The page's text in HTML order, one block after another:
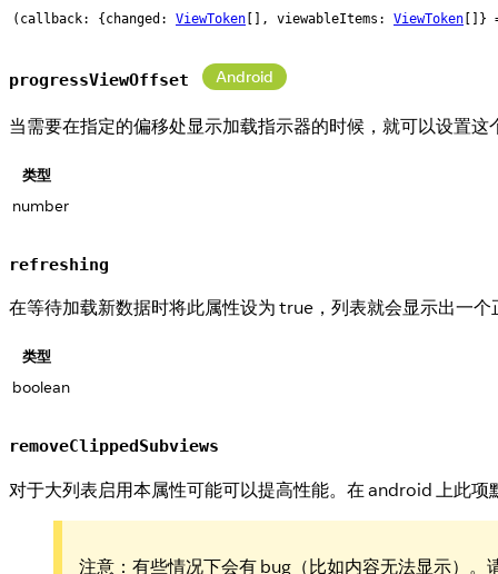
(callback: {changed: ViewToken [], viewableItems: ViewToken []}
progressViewOffset Android
当需要在指定的偏移处显示加载指示器的时候，就可以设置这
类型
number
refreshing
在等待加载新数据时将此属性设为 true，列表就会显示出一个
类型
boolean
removeClippedSubviews
对于大列表启用本属性可能可以提高性能。在 android 上此项
注意：有些情况下会有 bug（比如内容无法显示）。